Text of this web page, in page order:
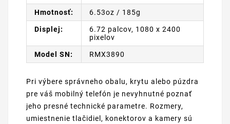
Hmotnosť: 6.53oz / 185g
Displej:
6.72 palcov, 1080 x 2400
pixelov
Model SN: RMX3890
Pri výbere správneho obalu, krytu alebo púzdra
pre váš mobilný telefón je nevyhnutné poznať
jeho presné technické parametre. Rozmery,
umiestnenie tlačidiel, konektorov a kamery sú